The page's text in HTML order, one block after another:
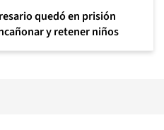
quedó en prisión
y retener niños